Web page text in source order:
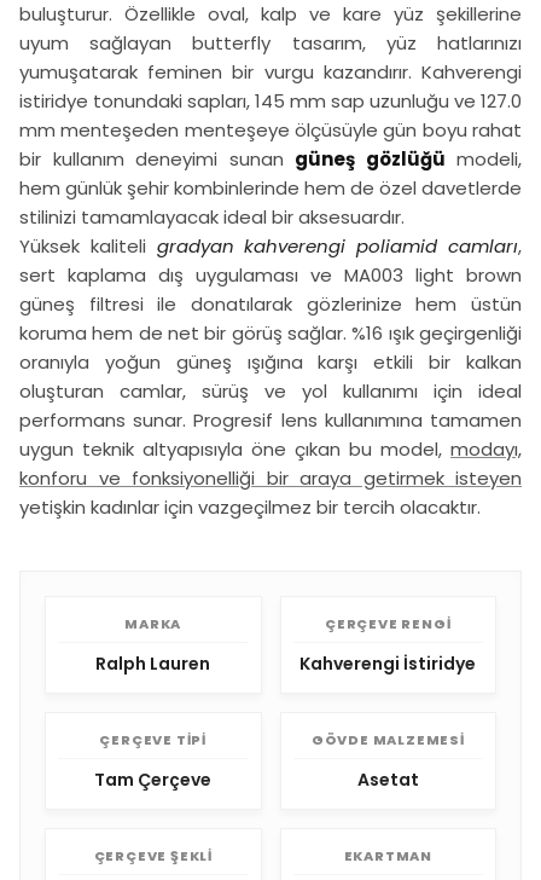
buluşturur. Özellikle oval, kalp ve kare yüz şekillerine
uyum sağlayan butterfly tasarım, yüz hatlarınızı
yumuşatarak feminen bir vurgu kazandırır. Kahverengi
istiridye tonundaki sapları, 145 mm sap uzunluğu ve 127.0
mm menteşeden menteşeye ölçüsüyle gün boyu rahat
bir kullanım deneyimi sunan güneş gözlüğü modeli,
hem günlük şehir kombinlerinde hem de özel davetlerde
stilinizi tamamlayacak ideal bir aksesuardır.
Yüksek kaliteli gradyan kahverengi poliamid camları,
sert kaplama dış uygulaması ve MA003 light brown
güneş filtresi ile donatılarak gözlerinize hem üstün
koruma hem de net bir görüş sağlar. %16 ışık geçirgenliği
oranıyla yoğun güneş ışığına karşı etkili bir kalkan
oluşturan camlar, sürüş ve yol kullanımı için ideal
performans sunar. Progresif lens kullanımına tamamen
uygun teknik altyapısıyla öne çıkan bu model, modayı,
konforu ve fonksiyonelliği bir araya getirmek isteyen
yetişkin kadınlar için vazgeçilmez bir tercih olacaktır.
MARKA
Ralph Lauren
ÇERÇEVE RENGI
Kahverengi İstiridye
ÇERÇEVE TIPI
Tam Çerçeve
GÖVDE MALZEMESI
Asetat
ÇERÇEVE ŞEKLI EKARTMAN